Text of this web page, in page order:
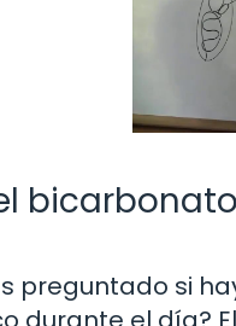
preguntado si